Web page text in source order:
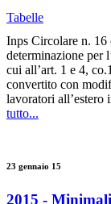
Tabelle
Inps Circolare n. 16
determinazione per
cui all’art. 1 e 4,
convertito con
lavoratori all’estero
tutto...
23 gennaio 15
2015 -